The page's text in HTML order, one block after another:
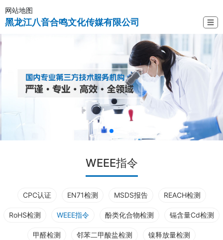
网站地图
黑龙江八音合鸣文化传媒有限公司 ☰
WEEE指令
CPC认证 EN71检测 MSDS报告 REACH检测
RoHS检测 WEEE指令 酚类化合物检测 镉含量Cd检测
甲醛检测 邻苯二甲酸盐检测 镍释放量检测